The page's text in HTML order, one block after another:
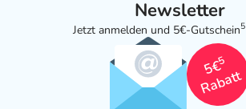
Newsletter
Jetzt anmelden und 5€-Gutschein5
5€
5
Rabatt